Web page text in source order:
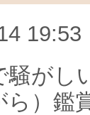
19:53
騒がし
ら）鑑